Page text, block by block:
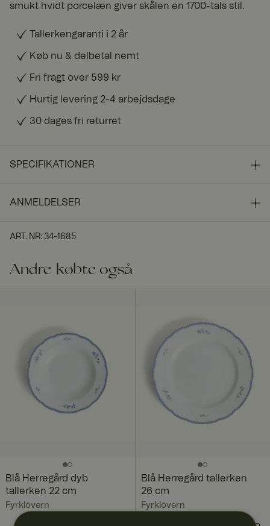
smukt hvidt porcelæn giver skålen en 1700-tals stil.
Tallerkengaranti i 2 år
Køb nu & delbetal nemt
Fri fragt over 599 kr
Hurtig levering 2-4 arbejdsdage
30 dages fri returret
SPECIFIKATIONER
ANMELDELSER
ART. NR: 34-1685
Andre købte også
Blå Herregård dyb
tallerken 22 cm
Fyrklövern
Blå Herregård tallerken
26 cm
Fyrklövern